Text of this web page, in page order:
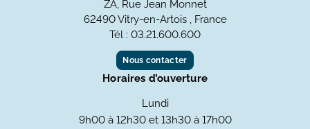
ZA, Rue Jean Monnet
62490 Vitry-en-Artois , France
Tél : 03.21.600.600
Nous contacter
Horaires d’ouverture
Lundi
9h00 à 12h30 et 13h30 à 17h00